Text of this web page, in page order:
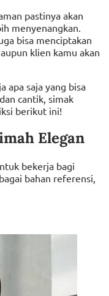
pastinya akan
menyenangkan.
bisa menciptakan
klien kamu akan
apa saja yang bisa
cantik, simak
berikut ini!
Elegan
bekerja bagi
bahan referensi,